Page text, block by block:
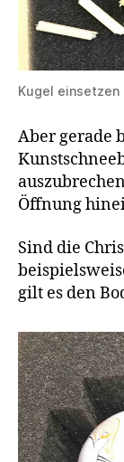
Kugel einsetzen
Aber gerade
Öffnung
Sind die
gilt es den